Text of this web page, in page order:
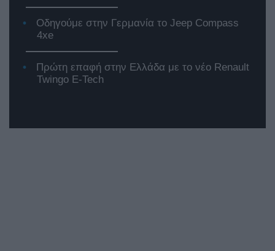
Οδηγούμε στην Γερμανία το Jeep Compass
4xe
Πρώτη επαφή στην Ελλάδα με το νέο Renault
Twingo E-Tech